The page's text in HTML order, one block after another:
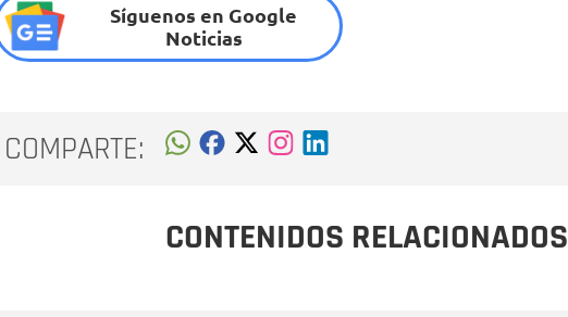
Síguenos en Google
Noticias
COMPARTE:
CONTENIDOS RELACIONADOS